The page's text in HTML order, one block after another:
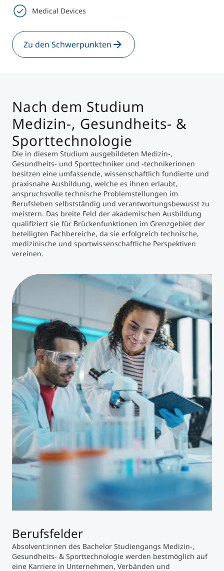
Medical Devices
Zu den Schwerpunkten
Nach dem Studium
Medizin-, Gesundheits- &
Sporttechnologie
Die in diesem Studium ausgebildeten Medizin-,
Gesundheits- und Sporttechniker und -technikerinnen
besitzen eine umfassende, wissenschaftlich fundierte und
praxis­nahe Ausbildung, welche es ihnen erlaubt,
anspruchsvolle technische Problemstellungen im
Berufsleben selbststän­dig und verantwortungsbewusst zu
meistern. Das breite Feld der akademischen Ausbildung
qualifiziert sie für Brückenfunktionen im Grenzgebiet der
beteiligten Fach­bereiche, da sie erfolgreich technische,
medizinische und sportwissenschaftliche Perspektiven
vereinen.
Berufsfelder
Absolvent:innen des Bachelor Studiengangs Medizin-,
Gesundheits- & Sporttechnologie werden bestmöglich auf
eine Karriere in Unternehmen, Verbänden und